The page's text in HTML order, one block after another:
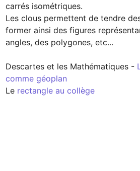
carrés isométriques.
Les clous permettent de tendre
former ainsi des figures
angles, des polygones, etc...
Descartes et les Mathématiques -
Le rectangle au collège